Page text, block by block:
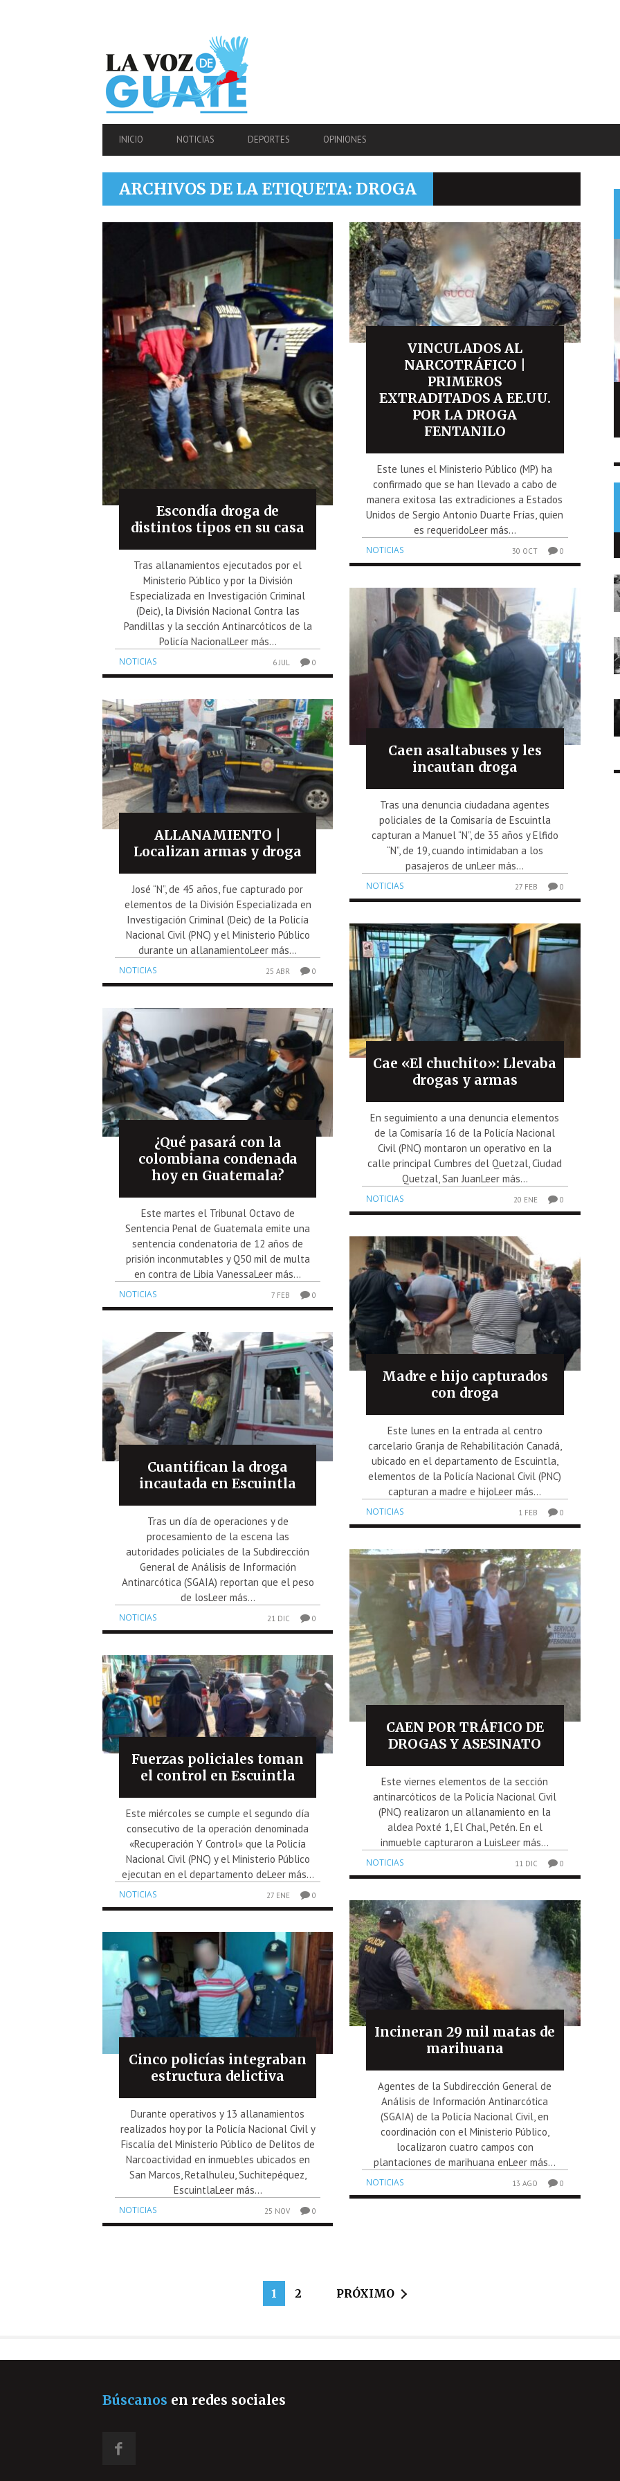
PRIMARY
NAVIGATION
INICIO NOTICIAS DEPORTES OPINIONES
ARCHIVOS DE LA ETIQUETA: DROGA
Escondía droga de
distintos tipos en su casa
Tras allanamientos ejecutados por el
Ministerio Público y por la División
Especializada en Investigación Criminal
(Deic), la División Nacional Contra las
Pandillas y la sección Antinarcóticos de la
Policía NacionalLeer más...
NOTICIAS 6 JUL 0
ALLANAMIENTO |
Localizan armas y droga
José “N”, de 45 años, fue capturado por
elementos de la División Especializada en
Investigación Criminal (Deic) de la Policía
Nacional Civil (PNC) y el Ministerio Público
durante un allanamientoLeer más...
NOTICIAS 25 ABR 0
¿Qué pasará con la
colombiana condenada
hoy en Guatemala?
Este martes el Tribunal Octavo de
Sentencia Penal de Guatemala emite una
sentencia condenatoria de 12 años de
prisión inconmutables y Q50 mil de multa
en contra de Libia VanessaLeer más...
NOTICIAS 7 FEB 0
Cuantifican la droga
incautada en Escuintla
Tras un día de operaciones y de
procesamiento de la escena las
autoridades policiales de la Subdirección
General de Análisis de Información
Antinarcótica (SGAIA) reportan que el peso
de losLeer más...
NOTICIAS 21 DIC 0
Fuerzas policiales toman
el control en Escuintla
Este miércoles se cumple el segundo día
consecutivo de la operación denominada
«Recuperación Y Control» que la Policía
Nacional Civil (PNC) y el Ministerio Público
ejecutan en el departamento deLeer más...
NOTICIAS 27 ENE 0
Cinco policías integraban
estructura delictiva
Durante operativos y 13 allanamientos
realizados hoy por la Policía Nacional Civil y
Fiscalía del Ministerio Público de Delitos de
Narcoactividad en inmuebles ubicados en
San Marcos, Retalhuleu, Suchitepéquez,
EscuintlaLeer más...
NOTICIAS 25 NOV 0
VINCULADOS AL
NARCOTRÁFICO |
PRIMEROS
EXTRADITADOS A EE.UU.
POR LA DROGA
FENTANILO
Este lunes el Ministerio Público (MP) ha
confirmado que se han llevado a cabo de
manera exitosa las extradiciones a Estados
Unidos de Sergio Antonio Duarte Frías, quien
es requeridoLeer más...
NOTICIAS 30 OCT 0
Caen asaltabuses y les
incautan droga
Tras una denuncia ciudadana agentes
policiales de la Comisaría de Escuintla
capturan a Manuel “N”, de 35 años y Elfido
“N”, de 19, cuando intimidaban a los
pasajeros de unLeer más...
NOTICIAS 27 FEB 0
Cae «El chuchito»: Llevaba
drogas y armas
En seguimiento a una denuncia elementos
de la Comisaría 16 de la Policía Nacional
Civil (PNC) montaron un operativo en la
calle principal Cumbres del Quetzal, Ciudad
Quetzal, San JuanLeer más...
NOTICIAS 20 ENE 0
Madre e hijo capturados
con droga
Este lunes en la entrada al centro
carcelario Granja de Rehabilitación Canadá,
ubicado en el departamento de Escuintla,
elementos de la Policía Nacional Civil (PNC)
capturan a madre e hijoLeer más...
NOTICIAS 1 FEB 0
CAEN POR TRÁFICO DE
DROGAS Y ASESINATO
Este viernes elementos de la sección
antinarcóticos de la Policía Nacional Civil
(PNC) realizaron un allanamiento en la
aldea Poxté 1, El Chal, Petén. En el
inmueble capturaron a LuisLeer más...
NOTICIAS 11 DIC 0
Incineran 29 mil matas de
marihuana
Agentes de la Subdirección General de
Análisis de Información Antinarcótica
(SGAIA) de la Policía Nacional Civil, en
coordinación con el Ministerio Público,
localizaron cuatro campos con
plantaciones de marihuana enLeer más...
NOTICIAS 13 AGO 0
1 2 PRÓXIMO
Capturan en Chiquimula a hombre
señalado de matar a su hermano
Búscanos en redes sociales